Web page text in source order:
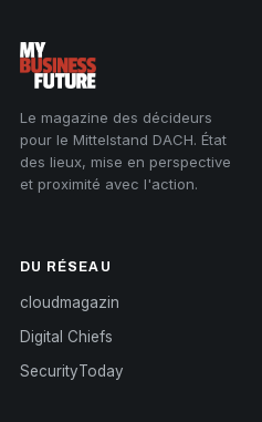
Le magazine des décideurs
pour le Mittelstand DACH. État
des lieux, mise en perspective
et proximité avec l'action.
DU RÉSEAU
cloudmagazin
Digital Chiefs
SecurityToday